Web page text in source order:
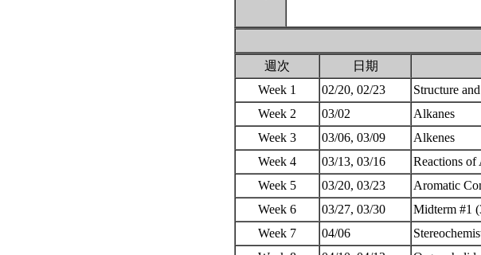
週次
日期
Week 1
02/20, 02/23
Structure
Week 2
03/02
Alkanes
Week 3
03/06, 03/09
Alkenes
Week 4
03/13, 03/16
Reactions of
Week 5
03/20, 03/23
Aromatic
Week 6
03/27, 03/30
Midterm #1
Week 7
04/06